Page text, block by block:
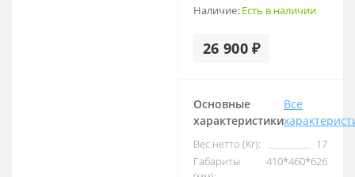
Наличие: Есть в наличии
26 900 ₽
Основные
характеристики
Все
Вес нетто (Кг):
17
Габариты
410*460*626